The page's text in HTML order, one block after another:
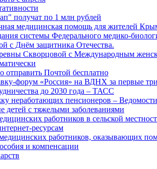
получат по 1 млн рублей
медицинская помощь для жителей
системы Федерального медико-
с Днём защитника Отечества.
Скворцовой с Международным
отправить Почтой бесплатно
форум «Россия» на ВДНХ за первые
до 2030 года – ТАСС
неработающих пенсионеров – Ведомости
детей с тяжелыми заболеваниями
работников в сельской
ресурсам
работников, оказывающих
и компенсации